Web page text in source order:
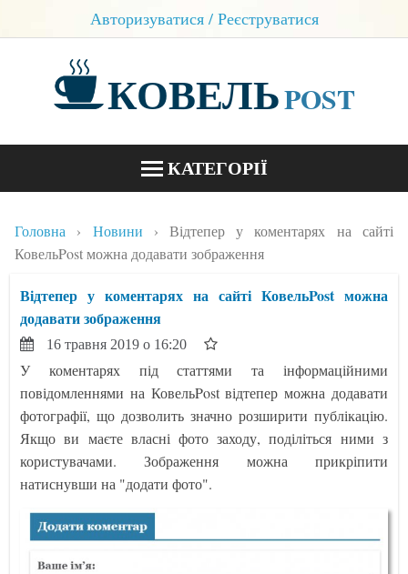
Авторизуватися / Реєструватися
КОВЕЛЬPOST
КАТЕГОРІЇ
БЛОГИ
КОНТАКТИ
Головна Новини
Відтепер у коментарях на сайті
КовельPost можна додавати зображення
Відтепер у коментарях на сайті КовельPost можна
додавати зображення
16 травня 2019 о 16:20
У коментарях під статтями та інформаційними
повідомленнями на КовельPost відтепер можна додавати
фотографії, що дозволить значно розширити публікацію.
Якщо ви маєте власні фото заходу, поділіться ними з
користувачами. Зображення можна прикріпити
натиснувши на "додати фото".